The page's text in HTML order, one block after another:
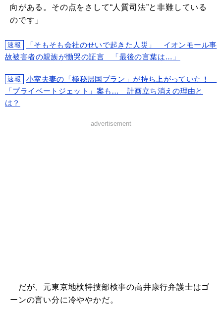
向がある。その点をさして“人質司法”と非難している
のです」
速報
「そもそも会社のせいで起きた人災」 イオンモール事
故被害者の親族が慟哭の証言 「最後の言葉は…」
速報
小室夫妻の「極秘帰国プラン」が持ち上がっていた！
「プライベートジェット」案も… 計画立ち消えの理由と
は？
advertisement
だが、元東京地検特捜部検事の高井康行弁護士はゴ
ーンの言い分に冷ややかだ。